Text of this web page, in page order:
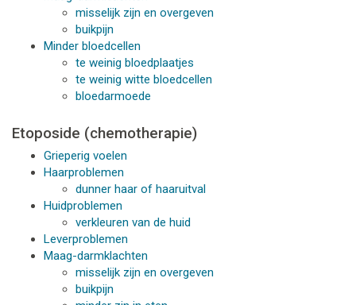
misselijk zijn en overgeven
buikpijn
Minder bloedcellen
te weinig bloedplaatjes
te weinig witte bloedcellen
bloedarmoede
Etoposide (chemotherapie)
Grieperig voelen
Haarproblemen
dunner haar of haaruitval
Huidproblemen
verkleuren van de huid
Leverproblemen
Maag-darmklachten
misselijk zijn en overgeven
buikpijn